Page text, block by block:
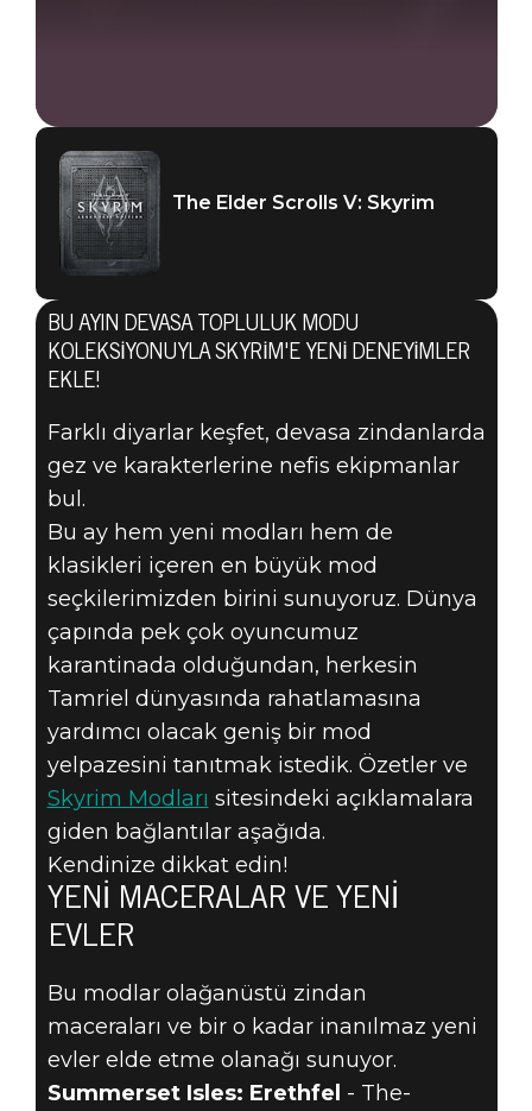
The Elder Scrolls V: Skyrim
01 Mayıs 2020
SKYRIM
SPECIAL
EDITION -
MAYISTA ÖNE
ÇIKAN MODLAR
The Elder Scrolls V: Skyrim
BU AYIN DEVASA TOPLULUK MODU
KOLEKSIYONUYLA SKYRIM'E YENI DENEYIMLER
EKLE!
Farklı diyarlar keşfet, devasa zindanlarda
gez ve karakterlerine nefis ekipmanlar
bul.
Bu ay hem yeni modları hem de
klasikleri içeren en büyük mod
seçkilerimizden birini sunuyoruz. Dünya
çapında pek çok oyuncumuz
karantinada olduğundan, herkesin
Tamriel dünyasında rahatlamasına
yardımcı olacak geniş bir mod
yelpazesini tanıtmak istedik. Özetler ve
Skyrim Modları sitesindeki açıklamalara
giden bağlantılar aşağıda.
Kendinize dikkat edin!
YENI MACERALAR VE YENI
EVLER
Bu modlar olağanüstü zindan
maceraları ve bir o kadar inanılmaz yeni
evler elde etme olanağı sunuyor.
Summerset Isles: Erethfel - The-